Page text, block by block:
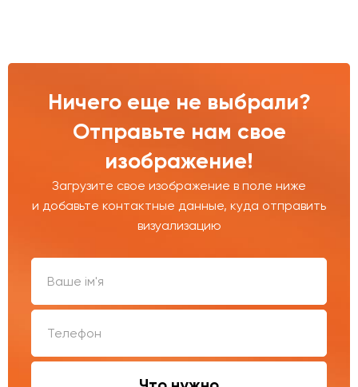
Ничего еще не выбрали?
Отправьте нам свое
изображение!
Загрузите свое изображение в поле ниже
и добавьте контактные данные, куда отправить
визуализацию